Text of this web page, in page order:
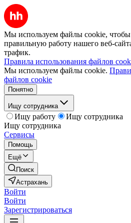
Мы используем файлы cookie, чтобы
правильную работу нашего веб-
трафик.
Правила использования файлов
Мы используем файлы cookie.
файлов cookie
Понятно
Ищу сотрудника
Ищу работу
Ищу сотрудника
Ищу сотрудника
Сервисы
Помощь
Ещё
Поиск
Астрахань
Войти
Войти
Зарегистрироваться